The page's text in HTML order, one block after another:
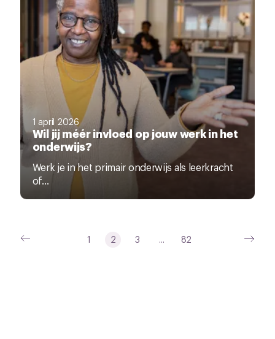
1 april 2026
Wil jij méér invloed op jouw werk in het
onderwijs?
Werk je in het primair onderwijs als leerkracht
of...
1 2 3 ... 82